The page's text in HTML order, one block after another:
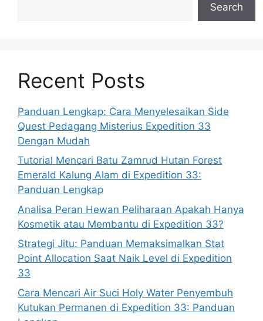
Search
Recent Posts
Panduan Lengkap: Cara Menyelesaikan Side
Quest Pedagang Misterius Expedition 33
Dengan Mudah
Tutorial Mencari Batu Zamrud Hutan Forest
Emerald Kalung Alam di Expedition 33:
Panduan Lengkap
Analisa Peran Hewan Peliharaan Apakah Hanya
Kosmetik atau Membantu di Expedition 33?
Strategi Jitu: Panduan Memaksimalkan Stat
Point Allocation Saat Naik Level di Expedition
33
Cara Mencari Air Suci Holy Water Penyembuh
Kutukan Permanen di Expedition 33: Panduan